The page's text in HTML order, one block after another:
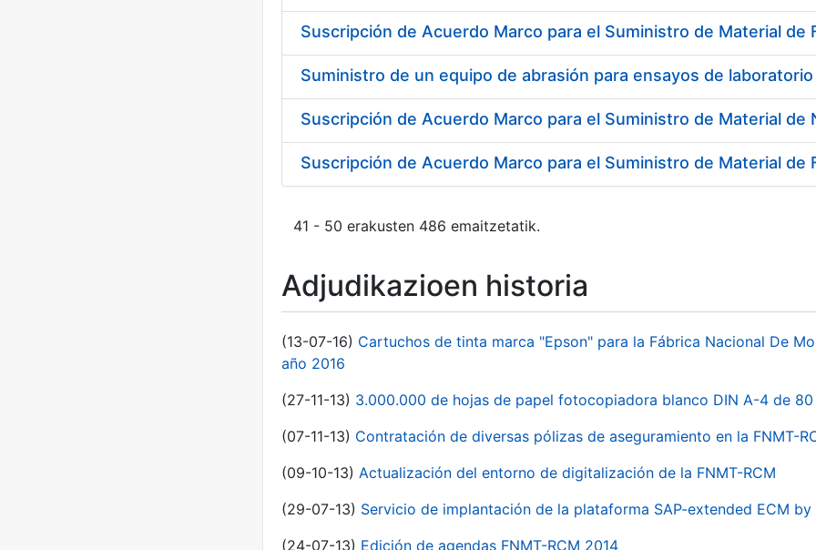
Suscripción de Acuerdo Marco para el Suministro de Material de
Suministro de un equipo de abrasión para ensayos de laboratorio
Suscripción de Acuerdo Marco para el Suministro de Material de
41 - 50 erakusten 486 emaitzetatik.
Adjudikazioen historia
(13-07-16) Cartuchos de tinta marca "Epson" para la Fábrica Nacional De
año 2016
(27-11-13) 3.000.000 de hojas de papel fotocopiadora blanco DIN A-4 de 80
(07-11-13) Contratación de diversas pólizas de aseguramiento en la FNMT-
(09-10-13) Actualización del entorno de digitalización de la FNMT-RCM
(29-07-13) Servicio de implantación de la plataforma SAP-extended ECM by
(24-07-13) Edición de agendas FNMT-RCM 2014